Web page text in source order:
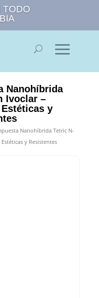
TODO
Nanohíbrida
Ivoclar –
y
Nanohíbrida Tetric N-
y Resistentes